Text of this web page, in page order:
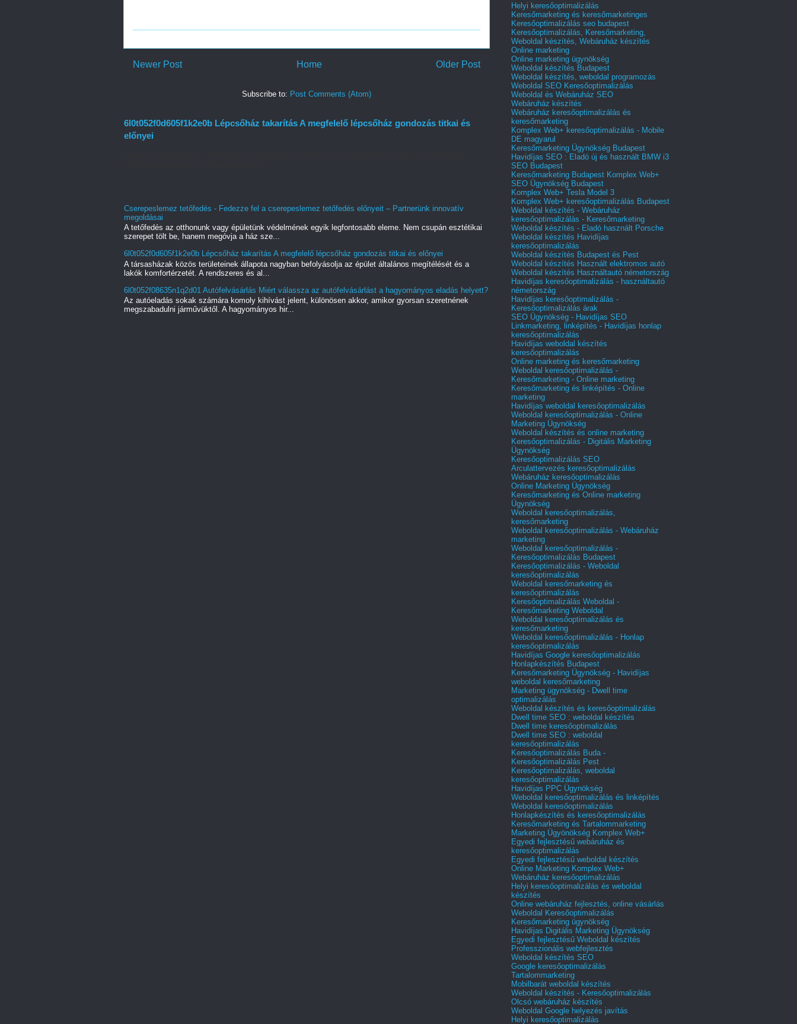
Newer Post Older Post
Home
Subscribe to: Post Comments (Atom)
6l0t052f0d605f1k2e0b Lépcsőház takarítás A megfelelő lépcsőház gondozás titkai és
előnyei
Cserepeslemez tetőfedés - Fedezze fel a cserepeslemez tetőfedés előnyeit – Partnerünk innovatív
megoldásai
A tetőfedés az otthonunk vagy épületünk védelmének egyik legfontosabb eleme. Nem csupán esztétikai
szerepet tölt be, hanem megóvja a ház sze...
6l0t052f0d605f1k2e0b Lépcsőház takarítás A megfelelő lépcsőház gondozás titkai és előnyei
A társasházak közös területeinek állapota nagyban befolyásolja az épület általános megítélését és a
lakók komfortérzetét. A rendszeres és al...
6l0t052f08635n1q2d01 Autófelvásárlás Miért válassza az autófelvásárlást a hagyományos eladás helyett?
Az autóeladás sokak számára komoly kihívást jelent, különösen akkor, amikor gyorsan szeretnének
megszabadulni járművüktől. A hagyományos hir...
Helyi keresőoptimalizálás
Keresőmarketing és keresőmarketinges
Keresőoptimalizálás seo budapest
Keresőoptimalizálás, Keresőmarketing,
Weboldal készítés, Webáruház készítés
Online marketing
Online marketing ügynökség
Weboldal készítés Budapest
Weboldal készítés, weboldal programozás
Weboldal SEO Keresőoptimalizálás
Weboldal és Webáruház SEO
Webáruház készítés
Webáruház keresőoptimalizálás és
keresőmarketing
Komplex Web+ keresőoptimalizálás - Mobile
DE magyarul
Keresőmarketing Ügynökség Budapest
Havidíjas SEO : Eladó új és használt BMW i3
SEO Budapest
Keresőmarketing Budapest Komplex Web+
SEO Ügynökség Budapest
Komplex Web+ Tesla Model 3
Komplex Web+ keresőoptimalizálás Budapest
Weboldal készítés - Webáruház
keresőoptimalizálás - Keresőmarketing
Weboldal készítés - Eladó használt Porsche
Weboldal készítés Havidíjas
keresőoptimalizálás
Weboldal készítés Budapest és Pest
Weboldal készítés Használt elektromos autó
Weboldal készítés Használtautó németország
Havidíjas keresőoptimalizálás - használtautó
németország
Havidíjas keresőoptimalizálás -
Keresőoptimalizálás árak
SEO Ügynökség - Havidíjas SEO
Linkmarketing, linképítés - Havidíjas honlap
keresőoptimalizálás
Havidíjas weboldal készítés
keresőoptimalizálás
Online marketing és keresőmarketing
Weboldal keresőoptimalizálás -
Keresőmarketing - Online marketing
Keresőmarketing és linképítés - Online
marketing
Havidíjas weboldal keresőoptimalizálás
Weboldal keresőoptimalizálás - Online
Marketing Ügynökség
Weboldal készítés és online marketing
Keresőoptimalizálás - Digitális Marketing
Ügynökség
Keresőoptimalizálás SEO
Arculattervezés keresőoptimalizálás
Webáruház keresőoptimalizálás
Online Marketing Ügynökség
Keresőmarketing és Online marketing
Ügynökség
Weboldal keresőoptimalizálás,
keresőmarketing
Weboldal keresőoptimalizálás - Webáruház
marketing
Weboldal keresőoptimalizálás -
Keresőoptimalizálás Budapest
Keresőoptimalizálás - Weboldal
keresőoptimalizálás
Weboldal keresőmarketing és
keresőoptimalizálás
Keresőoptimalizálás Weboldal -
Keresőmarketing Weboldal
Weboldal keresőoptimalizálás és
keresőmarketing
Weboldal keresőoptimalizálás - Honlap
keresőoptimalizálás
Havidíjas Google keresőoptimalizálás
Honlapkészítés Budapest
Keresőmarketing Ügynökség - Havidíjas
weboldal keresőmarketing
Marketing ügynökség - Dwell time
optimalizálás
Weboldal készítés és keresőoptimalizálás
Dwell time SEO : weboldal készítés
Dwell time keresőoptimalizálás
Dwell time SEO : weboldal
keresőoptimalizálás
Keresőoptimalizálás Buda -
Keresőoptimalizálás Pest
Keresőoptimalizálás, weboldal
keresőoptimalizálás
Havidíjas PPC Ügynökség
Weboldal keresőoptimalizálás és linképítés
Weboldal keresőoptimalizálás
Honlapkészítés és keresőoptimalizálás
Keresőmarketing és Tartalommarketing
Marketing Ügyönökség Komplex Web+
Egyedi fejlesztésű webáruház és
keresőoptimalizálás
Egyedi fejlesztésű weboldal készítés
Online Marketing Komplex Web+
Webáruház keresőoptimalizálás
Helyi keresőoptimalizálás és weboldal
készítés
Online webáruház fejlesztés, online vásárlás
Weboldal Keresőoptimalizálás
Keresőmarketing ügynökség
Havidíjas Digitális Marketing Ügynökség
Egyedi fejlesztésű Weboldal készítés
Professzionális webfejlesztés
Weboldal készítés SEO
Google keresőoptimalizálás
Tartalommarketing
Mobilbarát weboldal készítés
Weboldal készítés - Keresőoptimalizálás
Olcsó webáruház készítés
Weboldal Google helyezés javítás
Helyi keresőoptimalizálás